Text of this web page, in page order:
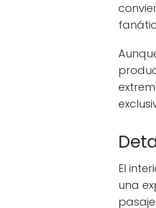
El
una